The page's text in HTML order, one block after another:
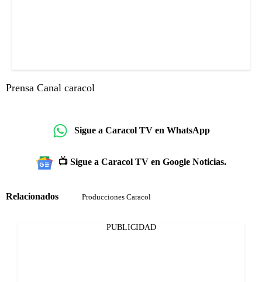
Prensa Canal caracol
Sigue a Caracol TV en WhatsApp
📺 Sigue a Caracol TV en Google Noticias.
Relacionados Producciones Caracol
PUBLICIDAD